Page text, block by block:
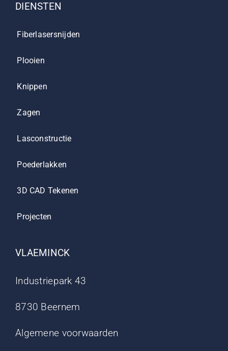
DIENSTEN
Fiberlasersnijden
Plooien
Knippen
Zagen
Lasconstructie
Poederlakken
3D CAD Tekenen
Projecten
VLAEMINCK
Industriepark 43
8730 Beernem
Algemene voorwaarden